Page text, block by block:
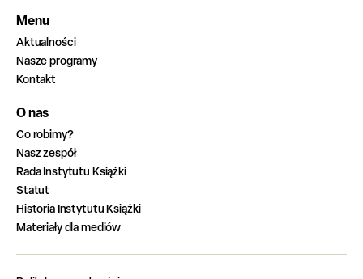
Menu
Aktualności
Nasze programy
Kontakt
O nas
Co robimy?
Nasz zespół
Rada Instytutu Książki
Statut
Historia Instytutu Książki
Materiały dla mediów